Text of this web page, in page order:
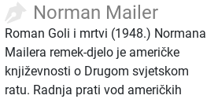
Norman Mailer
Roman Goli i mrtvi (1948.) Normana
Mailera remek-djelo je američke
književnosti o Drugom svjetskom
ratu. Radnja prati vod američkih